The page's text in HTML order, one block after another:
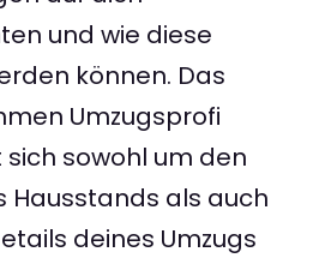
und wie diese
können. Das
Umzugsprofi
sowohl um den
Hausstands als auch
deines Umzugs